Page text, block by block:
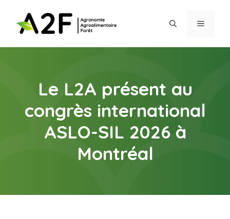
contenu
MENU
Le L2A présent au
congrès international
ASLO-SIL 2026 à
Montréal